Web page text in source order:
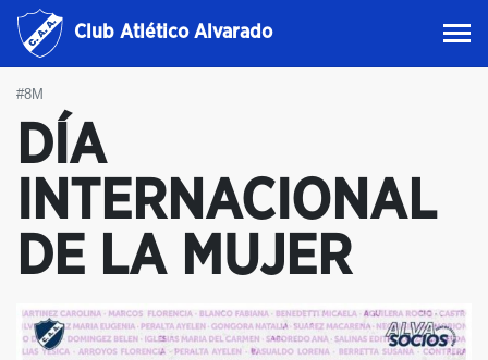
Club Atlético Alvarado
#8M
DÍA
INTERNACIONAL
DE LA MUJER